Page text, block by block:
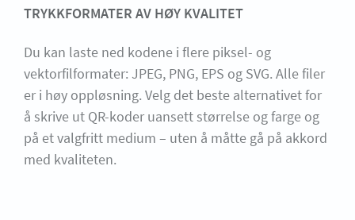
TRYKKFORMATER AV HØY KVALITET
Du kan laste ned kodene i flere piksel- og
vektorfilformater: JPEG, PNG, EPS og SVG. Alle filer
er i høy oppløsning. Velg det beste alternativet for
å skrive ut QR-koder uansett størrelse og farge og
på et valgfritt medium – uten å måtte gå på akkord
med kvaliteten.